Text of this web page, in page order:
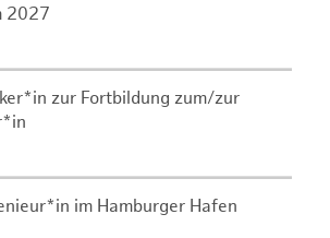
2027
zur Fortbildung zum/zur
im Hamburger Hafen